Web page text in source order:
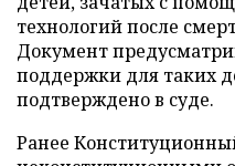
технологий после
Документ
поддержки для таких
подтверждено в суде.
Ранее